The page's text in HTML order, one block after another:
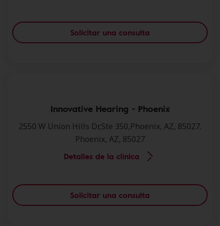
Solicitar una consulta
Innovative Hearing - Phoenix
2550 W Union Hills Dr,Ste 350,Phoenix, AZ, 85027.
Phoenix, AZ, 85027
Detalles de la clínica
Solicitar una consulta